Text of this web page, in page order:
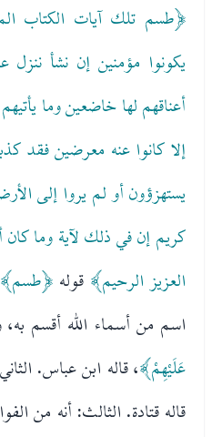
﴿طسم تلك آيات الكتاب
يكونوا مؤمنين إن نشأ
أعناقهم لها خاضعين وما
إلا كانوا عنه معرضين فقد
يستهزؤون أو لم يروا إلى
كريم إن في ذلك لآية وما
العزيز الرحيم﴾ قوله ﴿طسم﴾
اسم من أسماء الله أقسم به،
عَلَيْهِمْ﴾، قاله ابن عباس.
قاله قتادة. الثالث: أنه من